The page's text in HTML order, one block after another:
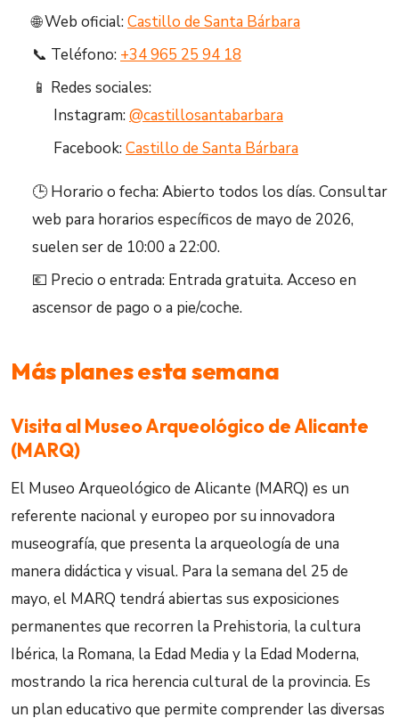
🌐 Web oficial:Castillo de Santa Bárbara
📞 Teléfono: +34 965 25 94 18
📱 Redes sociales:
Instagram:@castillosantabarbara
Facebook:Castillo de Santa Bárbara
🕒 Horario o fecha: Abierto todos los días. Consultar
web para horarios específicos de mayo de 2026,
suelen ser de 10:00 a 22:00.
💶 Precio o entrada: Entrada gratuita. Acceso en
ascensor de pago o a pie/coche.
Más planes esta semana
Visita al Museo Arqueológico de Alicante
(MARQ)
El Museo Arqueológico de Alicante (MARQ) es un
referente nacional y europeo por su innovadora
museografía, que presenta la arqueología de una
manera didáctica y visual. Para la semana del 25 de
mayo, el MARQ tendrá abiertas sus exposiciones
permanentes que recorren la Prehistoria, la cultura
Ibérica, la Romana, la Edad Media y la Edad Moderna,
mostrando la rica herencia cultural de la provincia. Es
un plan educativo que permite comprender las diversas